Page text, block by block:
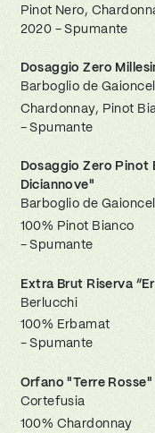
Pinot Nero,
2020 - Spumante
Dosaggio Zero
Barboglio de
Chardonnay, Pinot
- Spumante
Dosaggio Zero Pinot
Diciannove"
Barboglio de
100% Pinot Bianco
- Spumante
Extra Brut Riserva
Berlucchi
100% Erbamat
- Spumante
Orfano "Terre Rosse"
Cortefusia
100% Chardonnay